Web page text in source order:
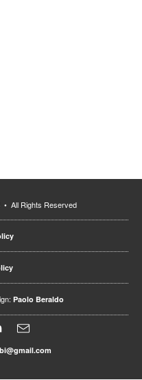
• All Rights Reserved
Paolo Beraldo